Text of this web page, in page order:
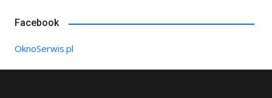
Facebook
OknoSerwis.pl